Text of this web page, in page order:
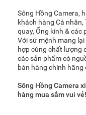
Sông Hồng Camera,
khách hàng Cá
quay, Ống kính & các
Với sứ mệnh mang
hợp cùng chất lượng
các sản phẩm có
bán hàng chính
Sông Hồng Camera
hàng mua sắm vui vẻ!